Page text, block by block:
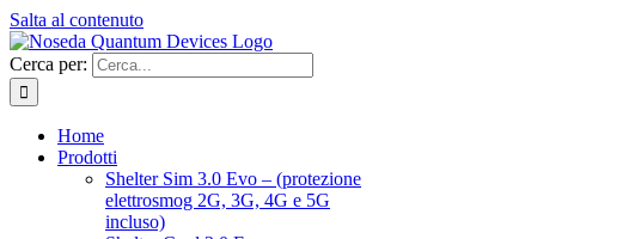
Salta al contenuto
Cerca per:
Home
Prodotti
Shelter Sim 3.0 Evo – (protezione
elettrosmog 2G, 3G, 4G e 5G
incluso)